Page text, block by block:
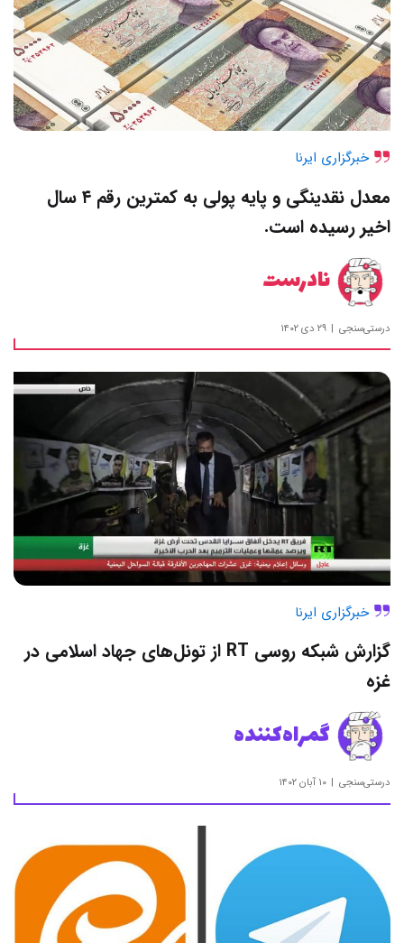
خبرگزاری ایرنا
معدل نقدینگی و پایه پولی به کمترین رقم ۴ سال
اخیر رسیده است.
نادرست
درستی‌سنجی ۲۹ دی ۱۴۰۲
خبرگزاری ایرنا
گزارش شبکه روسی RT از تونل‌های جهاد اسلامی در
غزه
گمراه‌کننده
درستی‌سنجی ۱۰ آبان ۱۴۰۲